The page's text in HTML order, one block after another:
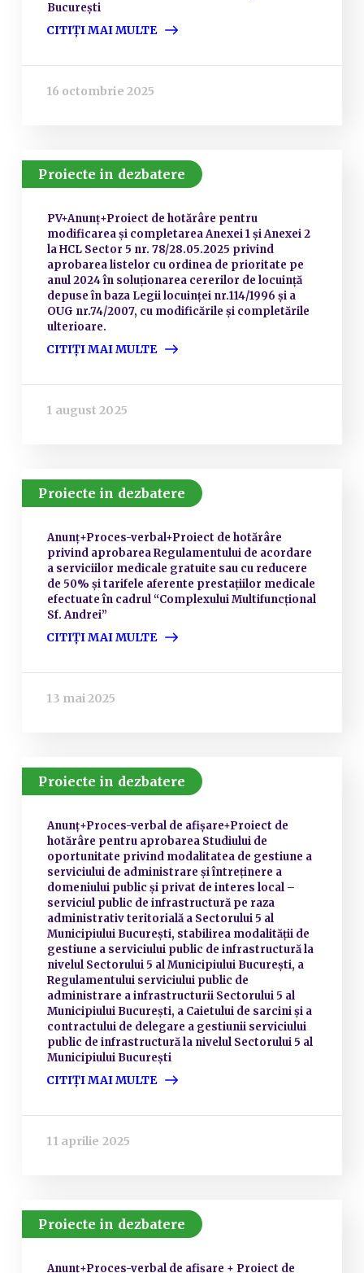
București
CITIȚI MAI MULTE
16 octombrie 2025
Proiecte in dezbatere
PV+Anunț+Proiect de hotărâre pentru
modificarea și completarea Anexei 1 și Anexei 2
la HCL Sector 5 nr. 78/28.05.2025 privind
aprobarea listelor cu ordinea de prioritate pe
anul 2024 în soluționarea cererilor de locuință
depuse în baza Legii locuinței nr.114/1996 și a
OUG nr.74/2007, cu modificările și completările
ulterioare.
CITIȚI MAI MULTE
1 august 2025
Proiecte in dezbatere
Anunț+Proces-verbal+Proiect de hotărâre
privind aprobarea Regulamentului de acordare
a serviciilor medicale gratuite sau cu reducere
de 50% și tarifele aferente prestațiilor medicale
efectuate în cadrul “Complexului Multifuncțional
Sf. Andrei”
CITIȚI MAI MULTE
13 mai 2025
Proiecte in dezbatere
Anunț+Proces-verbal de afișare+Proiect de
hotărâre pentru aprobarea Studiului de
oportunitate privind modalitatea de gestiune a
serviciului de administrare și întreținere a
domeniului public și privat de interes local –
serviciul public de infrastructură pe raza
administrativ teritorială a Sectorului 5 al
Municipiului București, stabilirea modalității de
gestiune a serviciului public de infrastructură la
nivelul Sectorului 5 al Municipiului București, a
Regulamentului serviciului public de
administrare a infrastructurii Sectorului 5 al
Municipiului București, a Caietului de sarcini și a
contractului de delegare a gestiunii serviciului
public de infrastructură la nivelul Sectorului 5 al
Municipiului București
CITIȚI MAI MULTE
11 aprilie 2025
Proiecte in dezbatere
Anunț+Proces-verbal de afișare + Proiect de